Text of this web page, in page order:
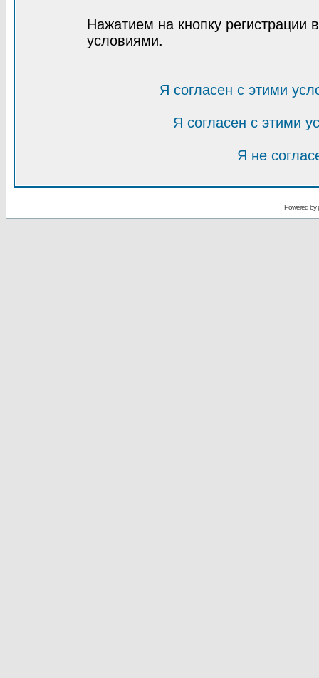
Нажатием на кнопку регистрации
условиями.
Я согласен с этими
Я согласен с этими
Я не
Powered by